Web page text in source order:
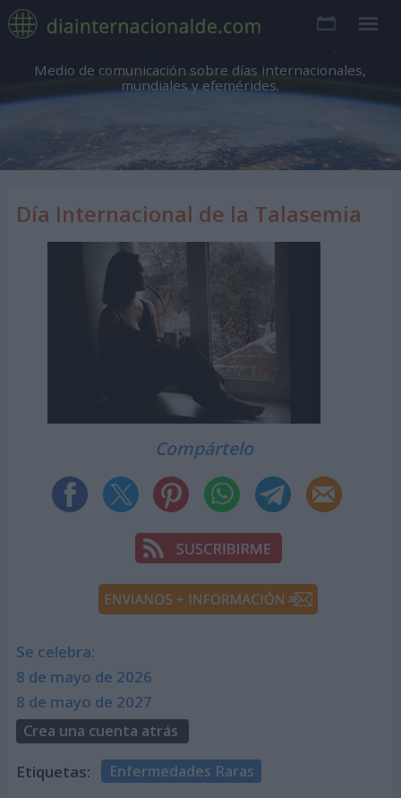
Medio de comunicación sobre días internacionales,
mundiales y efemérides.
Día Internacional de la Talasemia
Compártelo
Se celebra:
8 de mayo de 2026
8 de mayo de 2027
Crea una cuenta atrás
Etiquetas: Enfermedades Raras